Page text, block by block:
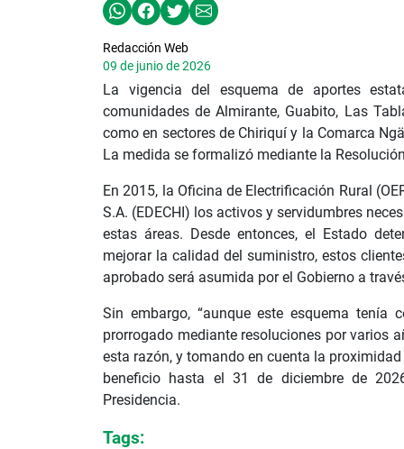
Redacción Web
09 de junio de 2026
La vigencia del esquema de aportes
comunidades de Almirante, Guabito, Las
como en sectores de Chiriquí y la Comarca
La medida se formalizó mediante la
En 2015, la Oficina de Electrificación Rural
S.A. (EDECHI) los activos y servidumbres
estas áreas. Desde entonces, el Estado
mejorar la calidad del suministro, estos
aprobado será asumida por el Gobierno a
Sin embargo, “aunque este esquema
prorrogado mediante resoluciones por varios
esta razón, y tomando en cuenta la
beneficio hasta el 31 de diciembre de
Presidencia.
Tags: